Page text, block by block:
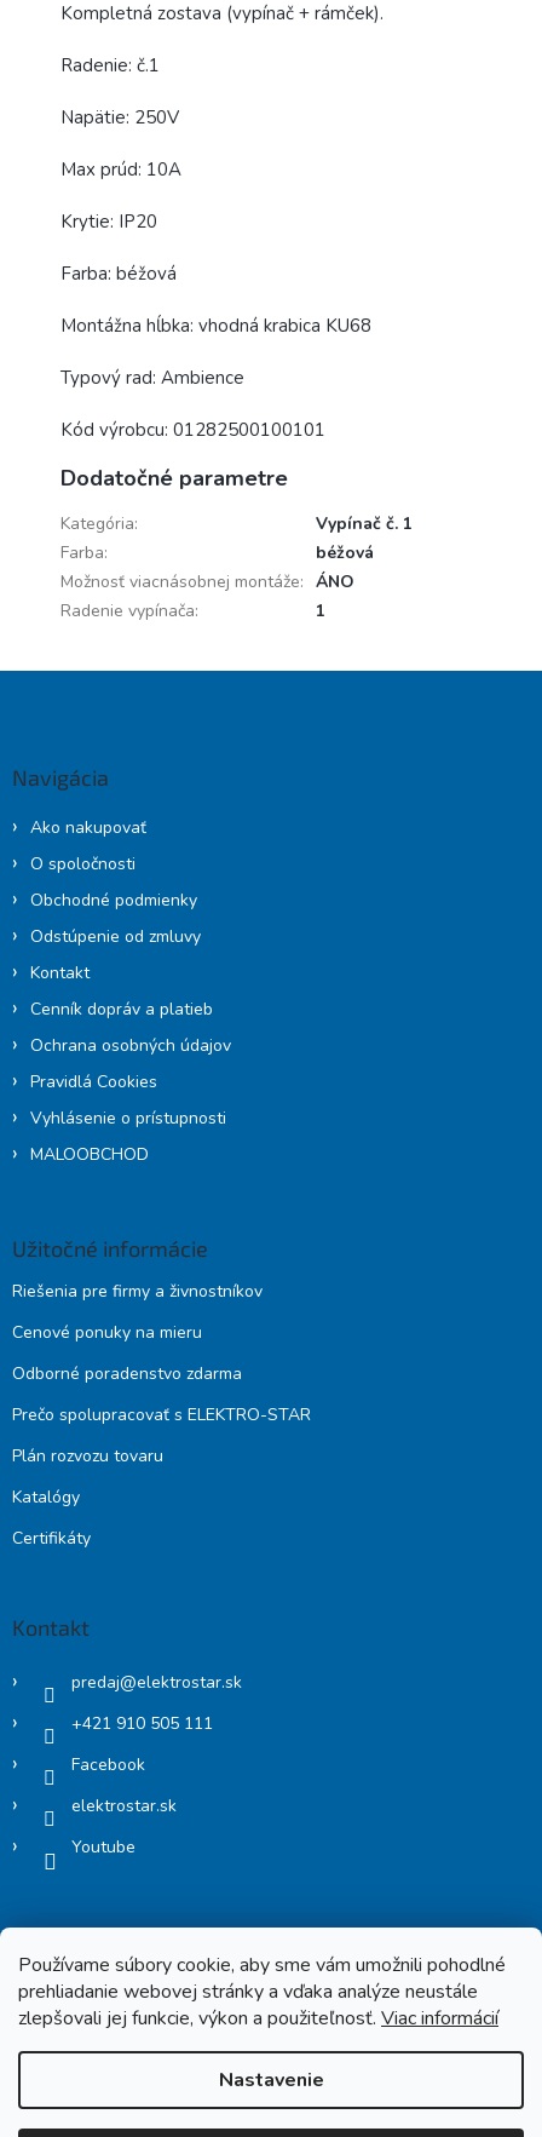
Používame súbory cookie, aby sme vám umožnili pohodlné
prehliadanie webovej stránky a vďaka analýze neustále
zlepšovali jej funkcie, výkon a použiteľnosť. Viac informácií
Nastavenie
Kompletná zostava (vypínač + rámček).
Radenie: č.1
Napätie: 250V
Max prúd: 10A
Krytie: IP20
Farba: béžová
Montážna hĺbka: vhodná krabica KU68
Typový rad: Ambience
Kód výrobcu: 01282500100101
Dodatočné parametre
Kategória:
Vypínač č. 1
Farba:
béžová
Možnosť viacnásobnej montáže: ÁNO
Radenie vypínača: 1
Navigácia
Ako nakupovať
O spoločnosti
Obchodné podmienky
Odstúpenie od zmluvy
Kontakt
Cenník dopráv a platieb
Ochrana osobných údajov
Pravidlá Cookies
Vyhlásenie o prístupnosti
MALOOBCHOD
Užitočné informácie
Riešenia pre firmy a živnostníkov
Cenové ponuky na mieru
Odborné poradenstvo zdarma
Prečo spolupracovať s ELEKTRO-STAR
Plán rozvozu tovaru
Katalógy
Certifikáty
Kontakt
predaj@elektrostar.sk
+421 910 505 111
Facebook
elektrostar.sk
Youtube
Copyright 2026Elektrostar.shop. Všetky práva vyhradené.